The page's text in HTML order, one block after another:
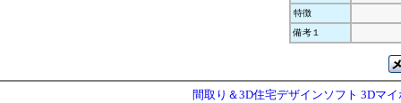
特徴
備考１
間取り＆3D住宅デザインソフト 3Dマ